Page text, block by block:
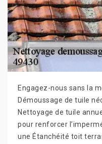
Engagez-nous sans la
Démoussage de tuile
Nettoyage de tuile
pour renforcer
une Étanchéité toit